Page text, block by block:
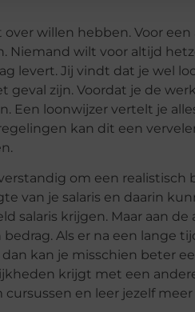
willen hebben. Voor
Niemand wilt voor altijd
levert. Jij vindt dat je wel
zijn. Voordat je de
. Een loonwijzer vertelt je
kan dit een
om een realistisch
van je salaris en daarin
salaris krijgen. Maar aan de
Als er na een lange
dan kan je misschien beter
krijgt met een
en leer jezelf meer